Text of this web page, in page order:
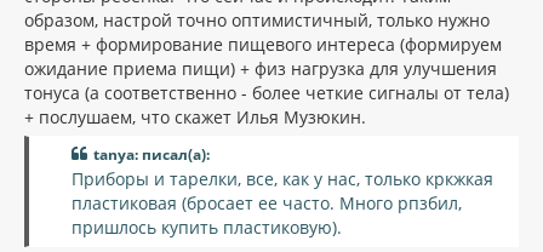
образом, настрой точно оптимистичный, только нужно
время + формирование пищевого интереса (формируем
ожидание приема пищи) + физ нагрузка для улучшения
тонуса (а соответственно - более четкие сигналы от тела)
+ послушаем, что скажет Илья Музюкин.
tanya: писал(а):
Приборы и тарелки, все, как у нас, только кркжкая
пластиковая (бросает ее часто. Много рпзбил,
пришлось купить пластиковую).